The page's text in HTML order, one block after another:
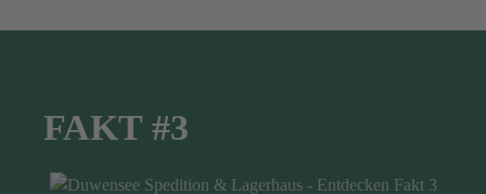
FAKT #3